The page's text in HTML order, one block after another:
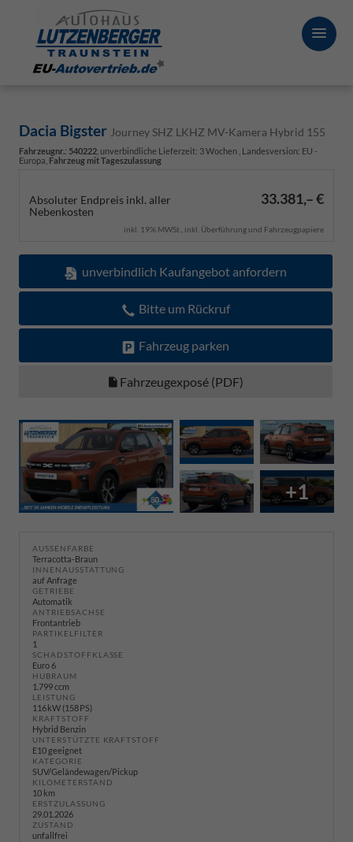
Dacia Bigster Journey SHZ LKHZ MV-Kamera Hybrid 155
Fahrzeugnr.: 540222 , unverbindliche Lieferzeit: 3 Wochen , Landesversion: EU -
Europa, Fahrzeug mit Tageszulassung
Absoluter Endpreis inkl. aller
Nebenkosten
33.381,– €
inkl. 19% MWSt., inkl. Überführung und Fahrzeugpapiere
unverbindlich Kaufangebot anfordern
Bitte um Rückruf
Fahrzeug parken
Fahrzeugexposé (PDF)
+1
AUSSENFARBE
Terracotta-Braun
INNENAUSSTATTUNG
auf Anfrage
GETRIEBE
Automatik
ANTRIEBSACHSE
Frontantrieb
PARTIKELFILTER
1
SCHADSTOFFKLASSE
Euro 6
HUBRAUM
1.799 ccm
LEISTUNG
116 kW (158 PS)
KRAFTSTOFF
Hybrid Benzin
UNTERSTÜTZTE KRAFTSTOFF
E10 geeignet
KATEGORIE
SUV/Geländewagen/Pickup
KILOMETERSTAND
10 km
ERSTZULASSUNG
29.01.2026
ZUSTAND
unfallfrei